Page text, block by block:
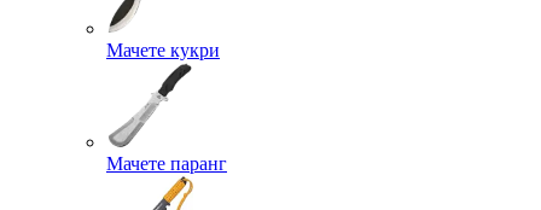
Мачете кукри
Мачете паранг